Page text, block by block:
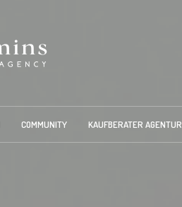
COMMUNITY KAUFBERATER AGENTUR